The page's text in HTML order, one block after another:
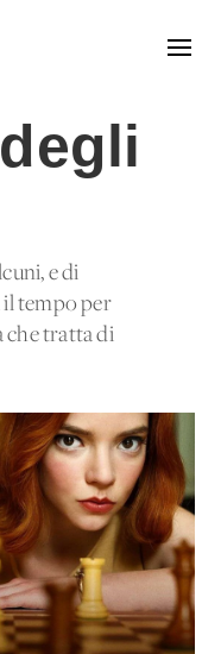
e di
il tempo per
che tratta di